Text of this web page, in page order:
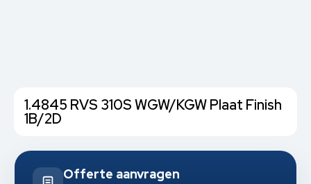
1.4845 RVS 310S WGW/KGW Plaat Finish
1B/2D
Offerte aanvragen